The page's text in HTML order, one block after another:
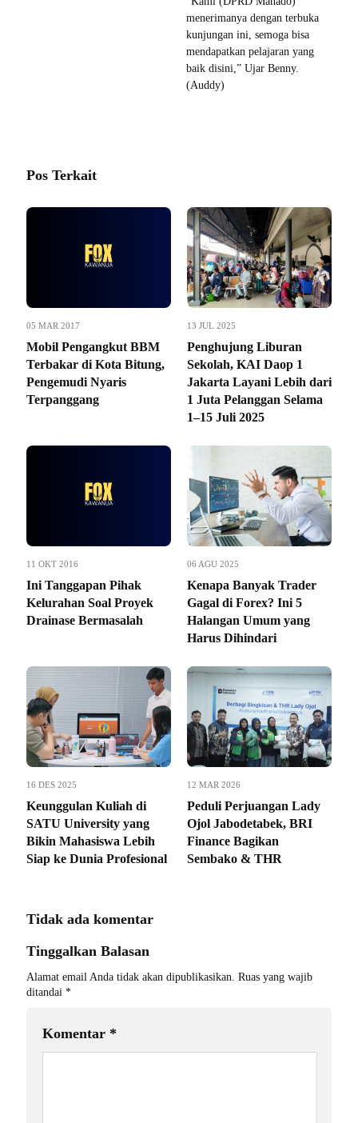
menerimanya dengan terbuka
kunjungan ini, semoga bisa
mendapatkan pelajaran yang
baik disini,” Ujar Benny.
(Auddy)
Pos Terkait
05 MAR 2017
Mobil Pengangkut BBM
Terbakar di Kota Bitung,
Pengemudi Nyaris
Terpanggang
13 JUL 2025
Penghujung Liburan
Sekolah, KAI Daop 1
Jakarta Layani Lebih dari
1 Juta Pelanggan Selama
1–15 Juli 2025
11 OKT 2016
Ini Tanggapan Pihak
Kelurahan Soal Proyek
Drainase Bermasalah
06 AGU 2025
Kenapa Banyak Trader
Gagal di Forex? Ini 5
Halangan Umum yang
Harus Dihindari
16 DES 2025
Keunggulan Kuliah di
SATU University yang
Bikin Mahasiswa Lebih
Siap ke Dunia Profesional
12 MAR 2026
Peduli Perjuangan Lady
Ojol Jabodetabek, BRI
Finance Bagikan
Sembako & THR
Tidak ada komentar
Tinggalkan Balasan
Alamat email Anda tidak akan dipublikasikan. Ruas yang wajib
ditandai *
Komentar *